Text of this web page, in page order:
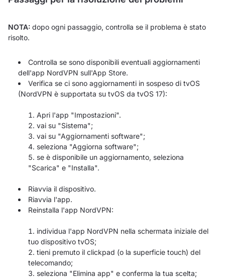
NOTA: dopo ogni passaggio, controlla se il problema è stato
risolto.
Controlla se sono disponibili eventuali aggiornamenti
dell'app NordVPN sull'App Store.
Verifica se ci sono aggiornamenti in sospeso di tvOS
(NordVPN è supportata su tvOS da tvOS 17):
Apri l'app "Impostazioni".
vai su "Sistema";
vai su "Aggiornamenti software";
seleziona "Aggiorna software";
se è disponibile un aggiornamento, seleziona
"Scarica" e "Installa".
Riavvia il dispositivo.
Riavvia l'app.
Reinstalla l'app NordVPN:
individua l'app NordVPN nella schermata iniziale del
tuo dispositivo tvOS;
tieni premuto il clickpad (o la superficie touch) del
telecomando;
seleziona "Elimina app" e conferma la tua scelta;